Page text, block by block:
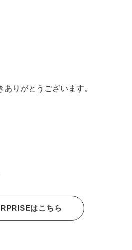
りがとうございます。
はこちら